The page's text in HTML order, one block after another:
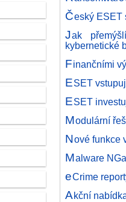
Český ESET
Jak
kybernetické
Finančními
ESET
ESET
Modulární
Nové funkce
Malware
eCrime
Akční